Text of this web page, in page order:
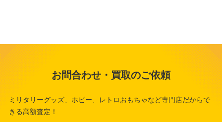
お問合わせ・買取のご依頼
ミリタリーグッズ、ホビー、レトロおもちゃなど専門店だからで
きる高額査定！